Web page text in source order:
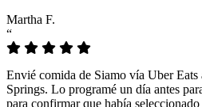
Martha F.
“
Envié comida de Siamo vía Uber Eats
Springs. Lo programé un día antes
para confirmar que había